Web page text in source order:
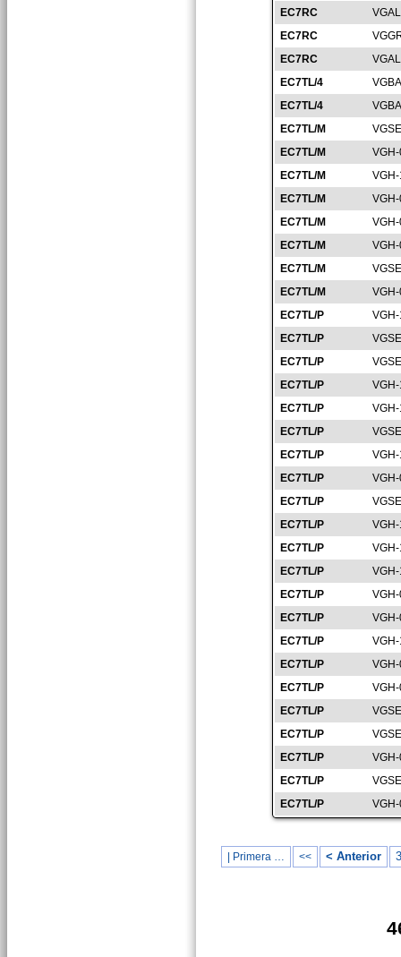
EC7RC
EC7RC
EC7RC
EC7TL/4
EC7TL/4
EC7TL/M
EC7TL/M
EC7TL/M
EC7TL/M
EC7TL/M
EC7TL/M
EC7TL/M
EC7TL/M
EC7TL/P
EC7TL/P
EC7TL/P
EC7TL/P
EC7TL/P
EC7TL/P
EC7TL/P
EC7TL/P
EC7TL/P
EC7TL/P
EC7TL/P
EC7TL/P
EC7TL/P
EC7TL/P
EC7TL/P
EC7TL/P
EC7TL/P
EC7TL/P
EC7TL/P
EC7TL/P
EC7TL/P
EC7TL/P
| Primera … << < Anterior